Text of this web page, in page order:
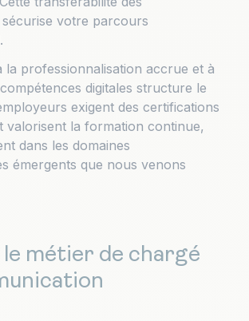
votre parcours
la professionnalisation accrue et à
digitales structure le
exigent des certifications
valorisent la formation continue,
dans les domaines
émergents que nous venons
le métier de chargé